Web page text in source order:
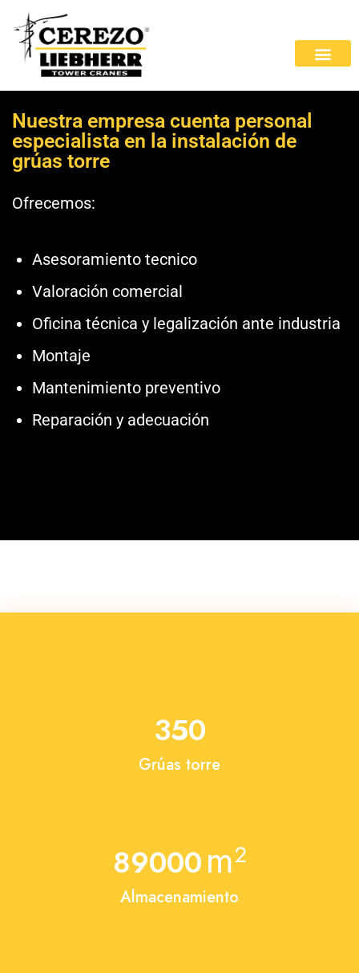
Nuestra empresa cuenta personal
especialista en la instalación de
grúas torre
Ofrecemos:
Asesoramiento tecnico
Valoración comercial
Oficina técnica y legalización ante industria
Montaje
Mantenimiento preventivo
Reparación y adecuación
350
Grúas torre
89000m²
Almacenamiento